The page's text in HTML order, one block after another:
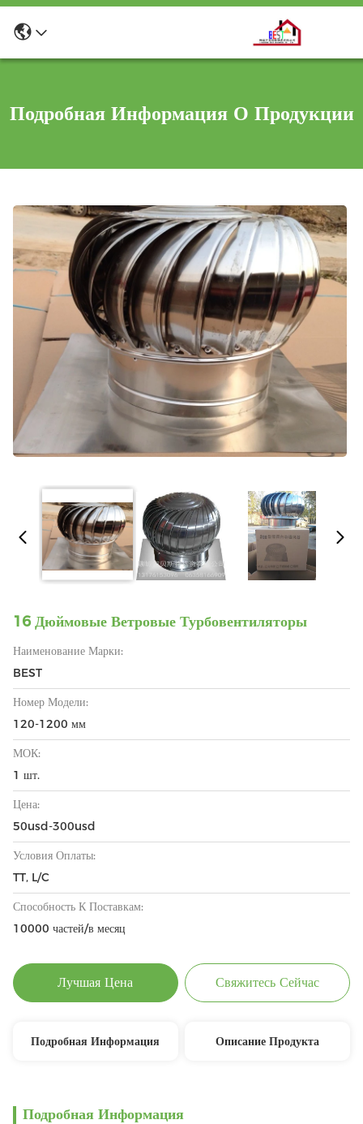
Подробная Информация О Продукции
16 Дюймовые Ветровые Турбовентиляторы
Наименование Марки:
BEST
Номер Модели:
120-1200 мм
МОК:
1 шт.
Цена:
50usd-300usd
Условия Оплаты:
TT, L/C
Способность К Поставкам:
10000 частей/в месяц
Лучшая Цена Свяжитесь Сейчас
Подробная Информация Описание Продукта
Подробная Информация